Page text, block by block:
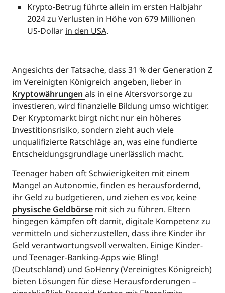
Krypto-Betrug führte allein im ersten Halbjahr
2024 zu Verlusten in Höhe von 679 Millionen
US-Dollar in den USA.
Angesichts der Tatsache, dass 31 % der Generation Z
im Vereinigten Königreich angeben, lieber in
Kryptowährungen als in eine Altersvorsorge zu
investieren, wird finanzielle Bildung umso wichtiger.
Der Kryptomarkt birgt nicht nur ein höheres
Investitionsrisiko, sondern zieht auch viele
unqualifizierte Ratschläge an, was eine fundierte
Entscheidungsgrundlage unerlässlich macht.
Teenager haben oft Schwierigkeiten mit einem
Mangel an Autonomie, finden es herausfordernd,
ihr Geld zu budgetieren, und ziehen es vor, keine
physische Geldbörse mit sich zu führen. Eltern
hingegen kämpfen oft damit, digitale Kompetenz zu
vermitteln und sicherzustellen, dass ihre Kinder ihr
Geld verantwortungsvoll verwalten. Einige Kinder-
und Teenager-Banking-Apps wie Bling!
(Deutschland) und GoHenry (Vereinigtes Königreich)
bieten Lösungen für diese Herausforderungen –